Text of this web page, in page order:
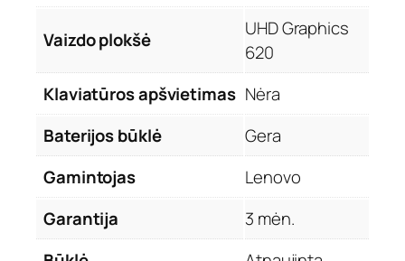
Vaizdo plokšė
UHD Graphics
620
Klaviatūros apšvietimas Nėra
Baterijos būklė
Gera
Gamintojas
Lenovo
Garantija
3 mėn.